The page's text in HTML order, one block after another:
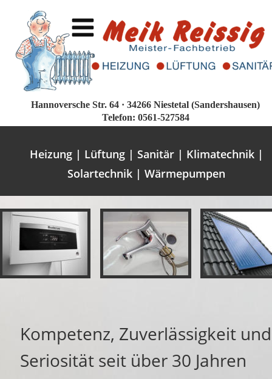
Kompetenz, Zuverlässigkeit und
Seriosität seit über 30 Jahren
Heizung | Lüftung | Sanitär | Klimatechnik |
Solartechnik | Wärmepumpen
Hannoversche Str. 64 · 34266 Niestetal (Sandershausen)
Telefon: 0561-527584